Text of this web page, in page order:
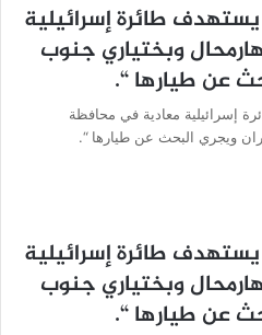
طائرة إسرائيلية
وبختياري جنوب
عن طيارها “.
إسرائيلية معادية في محافظة
ويجري البحث عن طيارها “.
طائرة إسرائيلية
وبختياري جنوب
عن طيارها “.